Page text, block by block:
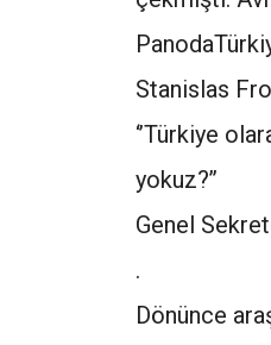
Stanislas
‘’Türkiye
yokuz?’’
Genel
.
Dönünce